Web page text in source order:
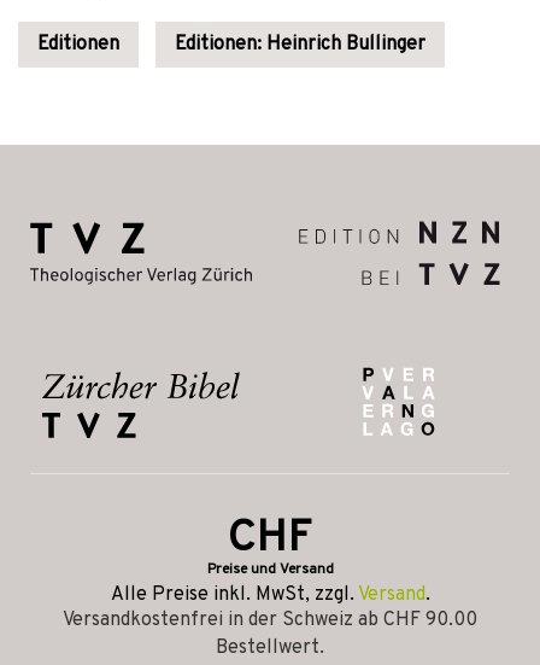
Editionen Editionen: Heinrich Bullinger
CHF
Preise und Versand
Alle Preise inkl. MwSt, zzgl. Versand.
Versandkostenfrei in der Schweiz ab CHF 90.00
Bestellwert.